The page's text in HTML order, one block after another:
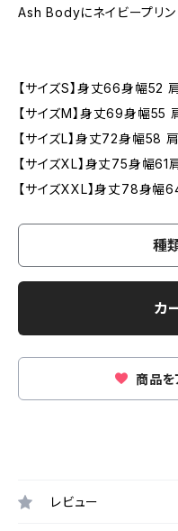
Ash Bodyにネイビープリン
【サイズS】身丈66身幅52
【サイズM】身丈69身幅55
【サイズL】身丈72身幅58
【サイズXL】身丈75身幅
【サイズXXL】身丈78身
種
カ
商品を
レビュー